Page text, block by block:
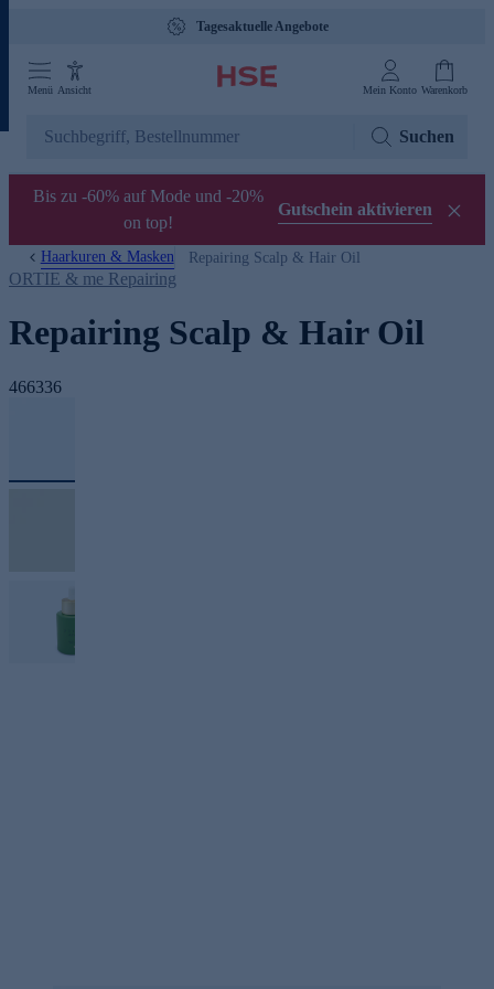
Tagesaktuelle Angebote
Menü Ansicht Mein Konto Warenkorb
Suchen
Bis zu -60% auf Mode und -20%
on top!
Gutschein aktivieren
Haarkuren & Masken Repairing Scalp & Hair Oil
ORTIE & me Repairing
Repairing Scalp & Hair Oil
466336